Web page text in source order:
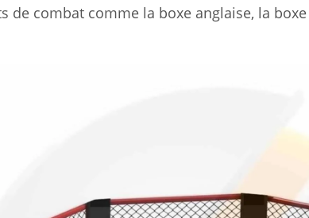
de combat comme la boxe anglaise, la